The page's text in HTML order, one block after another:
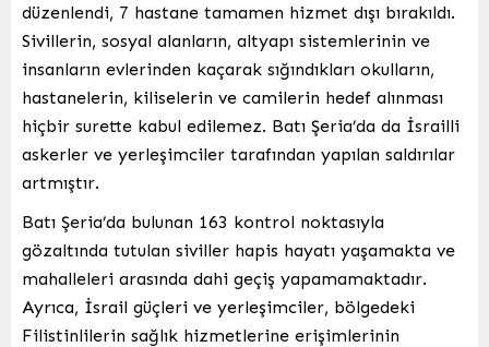
düzenlendi, 7 hastane tamamen hizmet dışı bırakıldı.
Sivillerin, sosyal alanların, altyapı sistemlerinin ve
insanların evlerinden kaçarak sığındıkları okulların,
hastanelerin, kiliselerin ve camilerin hedef alınması
hiçbir surette kabul edilemez. Batı Şeria’da da İsrailli
askerler ve yerleşimciler tarafından yapılan saldırılar
artmıştır.
Batı Şeria’da bulunan 163 kontrol noktasıyla
gözaltında tutulan siviller hapis hayatı yaşamakta ve
mahalleleri arasında dahi geçiş yapamamaktadır.
Ayrıca, İsrail güçleri ve yerleşimciler, bölgedeki
Filistinlilerin sağlık hizmetlerine erişimlerinin